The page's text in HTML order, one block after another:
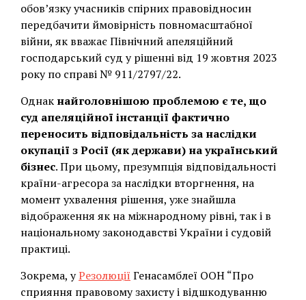
обов’язку учасників спірних правовідносин
передбачити ймовірність повномасштабної
війни, як вважає Північний апеляційний
господарський суд у рішенні від 19 жовтня 2023
року по справі № 911/2797/22.
Однак найголовнішою проблемою є те, що
суд апеляційної інстанції фактично
переносить відповідальність за наслідки
окупації з Росії (як держави) на український
бізнес. При цьому, презумпція відповідальності
країни-агресора за наслідки вторгнення, на
момент ухвалення рішення, уже знайшла
відображення як на міжнародному рівні, так і в
національному законодавстві України і судовій
практиці.
Зокрема, уРезолюції Генасамблеї ООН “Про
сприяння правовому захисту і відшкодуванню